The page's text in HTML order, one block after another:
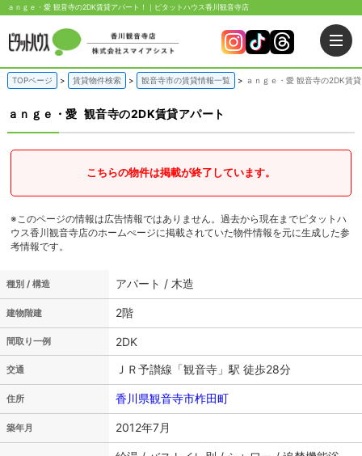
ａｎｇｅ・愛 観音寺の2DK賃貸アパート！｜ピタットハウス香川観音寺店
TOPページ 賃貸物件検索 観音寺市の賃貸情報一覧 ａｎｇｅ・愛 観音寺の2DK賃
ａｎｇｅ・愛 観音寺の2DK賃貸アパート
こちらの物件は掲載が終了しています。
※このページの情報は広告情報ではありません。過去から現在までピタットハ
ウス香川観音寺店のホームぺージに掲載されていた物件情報を元に生成した参
考情報です。
種別 / 構造 アパート / 木造
建物階建 2階
間取り一例 2DK
交通 ＪＲ予讃線「観音寺」駅 徒歩28分
住所 香川県観音寺市柞田町
築年月 2012年7月